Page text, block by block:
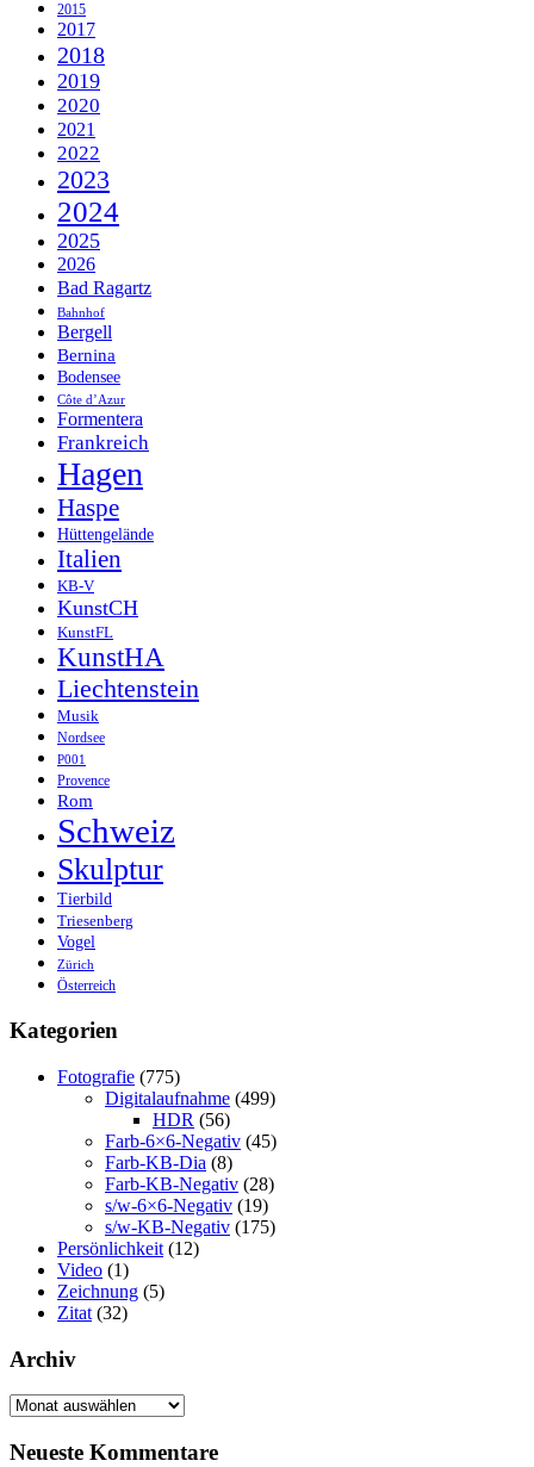
2015
2017
2018
2019
2020
2021
2022
2023
2024
2025
2026
Bad Ragartz
Bahnhof
Bergell
Bernina
Bodensee
Côte d’Azur
Formentera
Frankreich
Hagen
Haspe
Hüttengelände
Italien
KB-V
KunstCH
KunstFL
KunstHA
Liechtenstein
Musik
Nordsee
P001
Provence
Rom
Schweiz
Skulptur
Tierbild
Triesenberg
Vogel
Zürich
Österreich
Kategorien
Fotografie (775)
Digitalaufnahme (499)
HDR (56)
Farb-6×6-Negativ (45)
Farb-KB-Dia (8)
Farb-KB-Negativ (28)
s/w-6×6-Negativ (19)
s/w-KB-Negativ (175)
Persönlichkeit (12)
Video (1)
Zeichnung (5)
Zitat (32)
Archiv
Archiv
Neueste Kommentare